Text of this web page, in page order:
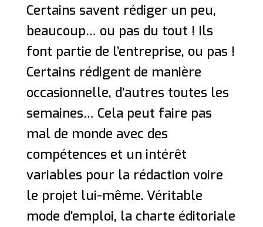
Certains savent rédiger un peu,
beaucoup… ou pas du tout ! Ils
font partie de l’entreprise, ou pas !
Certains rédigent de manière
occasionnelle, d’autres toutes les
semaines… Cela peut faire pas
mal de monde avec des
compétences et un intérêt
variables pour la rédaction voire
le projet lui-même. Véritable
mode d’emploi, la charte éditoriale